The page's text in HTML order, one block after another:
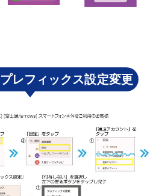
レフィックス設定変更